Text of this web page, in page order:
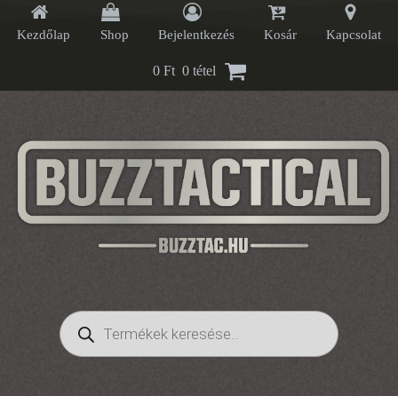
Kezdőlap Shop Bejelentkezés Kosár Kapcsolat
0 Ft 0 tétel
Products
search